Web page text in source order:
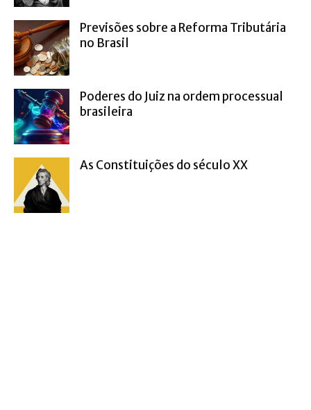
Previsões sobre a Reforma Tributária
no Brasil
Poderes do Juiz na ordem processual
brasileira
As Constituições do século XX